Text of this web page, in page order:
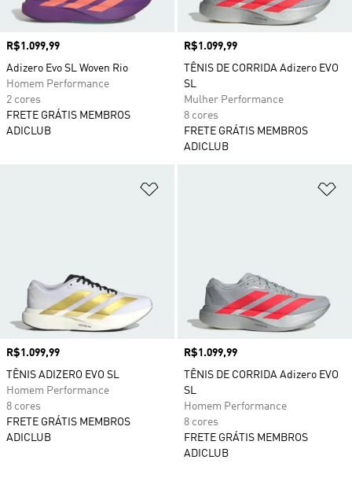
Preço
R$1.099,99
Adizero Evo SL Woven Rio
Homem Performance
2 cores
FRETE GRÁTIS MEMBROS
ADICLUB
Preço
R$1.099,99
TÊNIS DE CORRIDA Adizero EVO
SL
Mulher Performance
8 cores
FRETE GRÁTIS MEMBROS
ADICLUB
Preço
R$1.099,99
TÊNIS ADIZERO EVO SL
Homem Performance
8 cores
FRETE GRÁTIS MEMBROS
ADICLUB
Preço
R$1.099,99
TÊNIS DE CORRIDA Adizero EVO
SL
Homem Performance
8 cores
FRETE GRÁTIS MEMBROS
ADICLUB